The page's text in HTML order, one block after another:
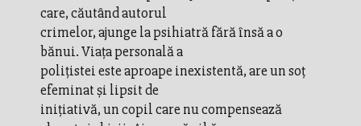
care, căutând autorul
crimelor, ajunge la psihiatră fără însă a o
bănui. Viaţa personală a
poliţistei este aproape inexistentă, are un soţ
efeminat şi lipsit de
iniţiativă, un copil care nu compensează